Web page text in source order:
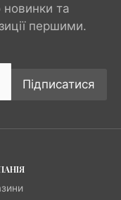
новинки та
першими.
Підписатися